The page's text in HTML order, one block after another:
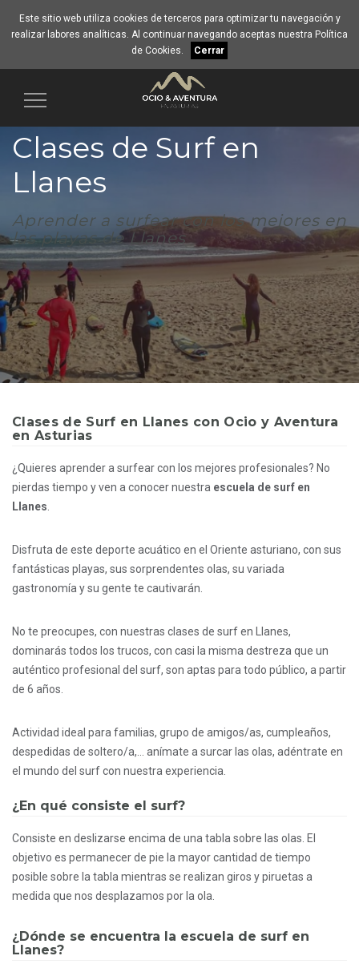
Navegación
Este sitio web utiliza cookies de terceros para optimizar tu navegación y
realizar labores analíticas. Al continuar navegando aceptas nuestra Política
de Cookies. Cerrar
Clases de Surf en
Llanes
Aprender a surfear con los mejores en
las playas de Llanes
Clases de Surf en Llanes con Ocio y Aventura
en Asturias
¿Quieres aprender a surfear con los mejores profesionales? No
pierdas tiempo y ven a conocer nuestra escuela de surf en
Llanes.
Disfruta de este deporte acuático en el Oriente asturiano, con sus
fantásticas playas, sus sorprendentes olas, su variada
gastronomía y su gente te cautivarán.
No te preocupes, con nuestras clases de surf en Llanes,
dominarás todos los trucos, con casi la misma destreza que un
auténtico profesional del surf, son aptas para todo público, a partir
de 6 años.
Actividad ideal para familias, grupo de amigos/as, cumpleaños,
despedidas de soltero/a,… anímate a surcar las olas, adéntrate en
el mundo del surf con nuestra experiencia.
¿En qué consiste el surf?
Consiste en deslizarse encima de una tabla sobre las olas. El
objetivo es permanecer de pie la mayor cantidad de tiempo
posible sobre la tabla mientras se realizan giros y piruetas a
medida que nos desplazamos por la ola.
¿Dónde se encuentra la escuela de surf en
Llanes?